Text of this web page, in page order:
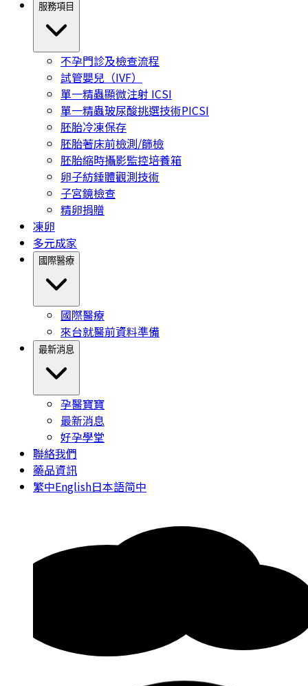
服務項目
不孕門診及檢查流程
試管嬰兒（IVF）
單一精蟲顯微注射 ICSI
單一精蟲玻尿酸挑選技術PICSI
胚胎冷凍保存
胚胎著床前檢測/篩檢
胚胎縮時攝影監控培養箱
卵子紡錘體觀測技術
子宮鏡檢查
精卵捐贈
凍卵
多元成家
國際醫療
國際醫療
來台就醫前資料準備
最新消息
孕醫寶寶
最新消息
好孕學堂
聯絡我們
藥品資訊
繁中English日本語简中